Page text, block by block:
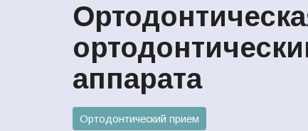
аппарата
Ортодонтический прием